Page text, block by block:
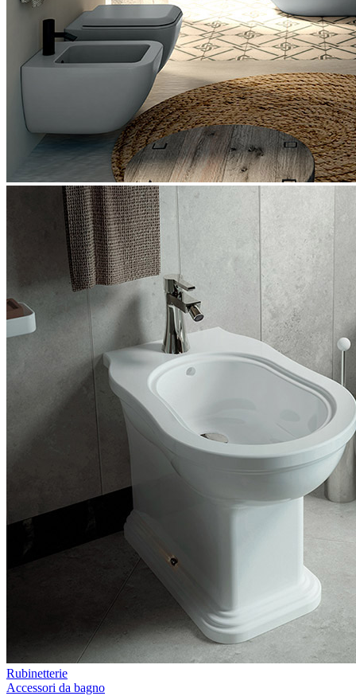
Rubinetterie
Accessori da bagno